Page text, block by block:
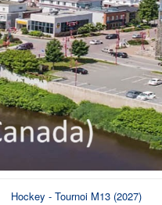
Hockey - Tournoi M13 (2027)